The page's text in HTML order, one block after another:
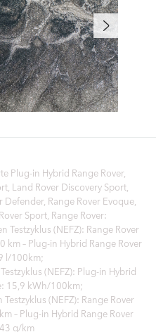
Plug‑in Hybrid Range Rover,
Land Rover Discovery Sport,
Range Rover Evoque,
Sport, Range Rover:
(NEFZ): Range Rover
– Plug-in Hybrid Range Rover
l/100km;
(NEFZ): Plug-in Hybrid
15,9 kWh/100km;
(NEFZ): Range Rover
– Plug-in Hybrid Range Rover
g/km